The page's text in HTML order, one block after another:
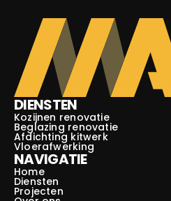
DIENSTEN
Kozijnen renovatie
Beglazing renovatie
Afdichting kitwerk
Vloerafwerking
NAVIGATIE
Home
Diensten
Projecten